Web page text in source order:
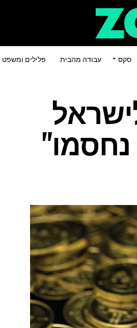
סקס עבודה מהבית פלילים ומשפט